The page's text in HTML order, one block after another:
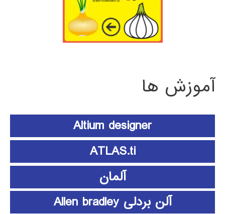
آموزش ها
Altium designer
ATLAS.ti
آلمان
آلن بردلی Allen bradley